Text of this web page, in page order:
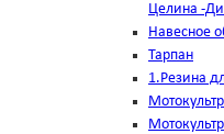
Целина -
Навесное
Тарпан
1.Резина